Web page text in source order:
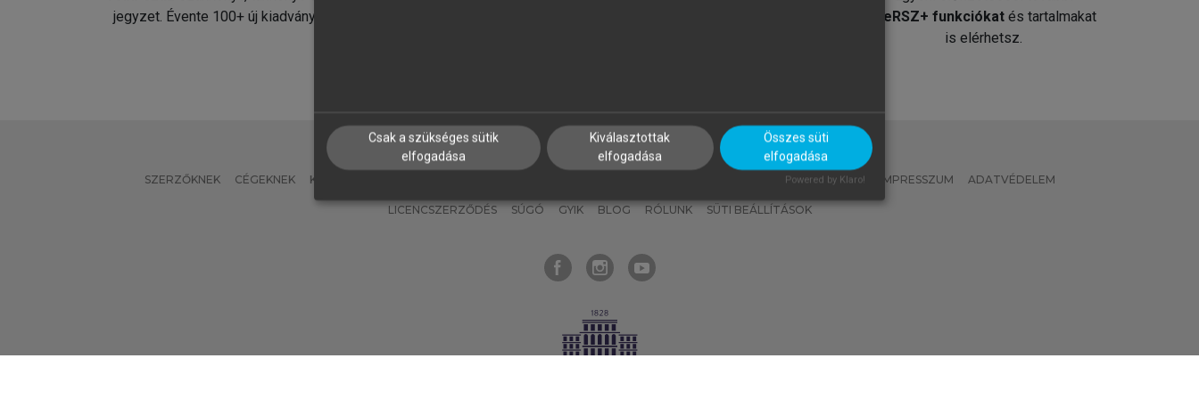
jegyzet. Évente 100+ új kiadvány.
MeRSZ+ funkciókat és tartalmakat
is elérhetsz.
SZERZŐKNEK CÉGEKNEK KÖNYVTÁROSOKNAK MI – ÁLTALÁNOS IRÁNYELVEK IMPRESSZUM ADATVÉDELEM
LICENCSZERZŐDÉS SÚGÓ GYIK BLOG RÓLUNK SÜTI BEÁLLÍTÁSOK
Csak a szükséges sütik
elfogadása
Kiválasztottak
elfogadása
Összes süti
elfogadása
Powered by Klaro!